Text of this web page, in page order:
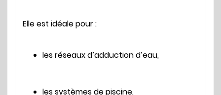
Elle est idéale pour :
les réseaux d’adduction d’eau,
les systèmes de piscine,